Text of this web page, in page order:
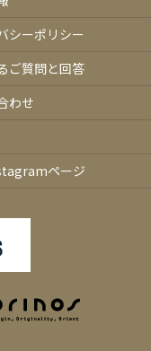
シーポリシー
ご質問と回答
わせ
ページ